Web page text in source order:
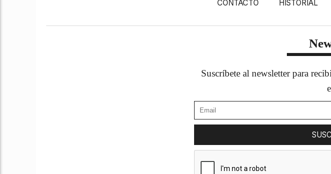
CONTACTO HISTORIAL
Suscríbete al newsletter para